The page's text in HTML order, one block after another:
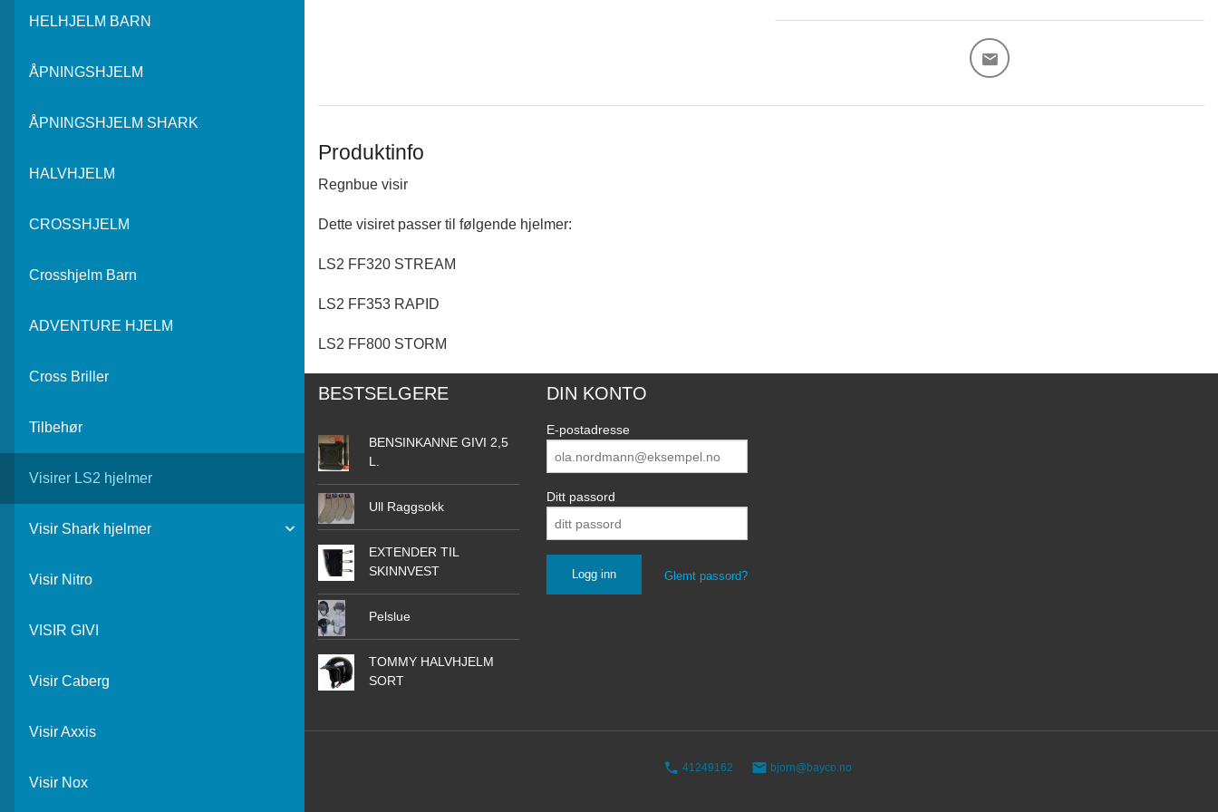
HELHJELM BARN
ÅPNINGSHJELM
ÅPNINGSHJELM SHARK
HALVHJELM
CROSSHJELM
Crosshjelm Barn
ADVENTURE HJELM
Cross Briller
Tilbehør
Visirer LS2 hjelmer
Visir Shark hjelmer
Visir Nitro
VISIR GIVI
Visir Caberg
Visir Axxis
Visir Nox
Produktinfo
Regnbue visir
Dette visiret passer til følgende hjelmer:
LS2 FF320 STREAM
LS2 FF353 RAPID
LS2 FF800 STORM
BESTSELGERE
BENSINKANNE GIVI 2,5
L.
Ull Raggsokk
EXTENDER TIL
SKINNVEST
Pelslue
TOMMY HALVHJELM
SORT
DIN KONTO
E-postadresse
Ditt passord
Glemt passord?
41249162 bjorn@bayco.no